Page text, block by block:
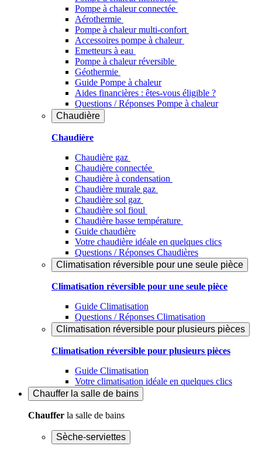
Pompe à chaleur connectée
Aérothermie
Pompe à chaleur multi-confort
Accessoires pompe à chaleur
Emetteurs à eau
Pompe à chaleur réversible
Géothermie
Guide Pompe à chaleur
Aides financières : êtes-vous éligible ?
Questions / Réponses Pompe à chaleur
Chaudière
Chaudière
Chaudière gaz
Chaudière connectée
Chaudière à condensation
Chaudière murale gaz
Chaudière sol gaz
Chaudière sol fioul
Chaudière basse température
Guide chaudière
Votre chaudière idéale en quelques clics
Questions / Réponses Chaudières
Climatisation réversible pour une seule pièce
Climatisation réversible pour une seule pièce
Guide Climatisation
Questions / Réponses Climatisation
Climatisation réversible pour plusieurs pièces
Climatisation réversible pour plusieurs pièces
Guide Climatisation
Votre climatisation idéale en quelques clics
Chauffer la salle de bains
Chauffer la salle de bains
Sèche-serviettes